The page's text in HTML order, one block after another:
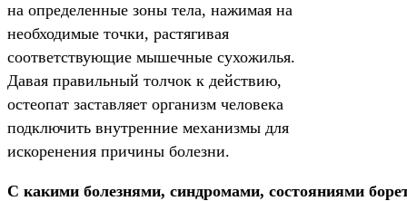
на определенные зоны тела, нажимая на
необходимые точки, растягивая
соответствующие мышечные сухожилья.
Давая правильный толчок к действию,
остеопат заставляет организм человека
подключить внутренние механизмы для
искоренения причины болезни.
С какими болезнями, синдромами, состояниями